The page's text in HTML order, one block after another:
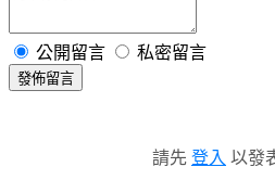
公開留言 私密留言
發佈留言
請先 登入 以發